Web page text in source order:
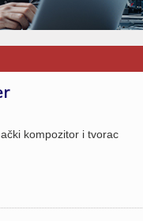
kompozitor i tvorac